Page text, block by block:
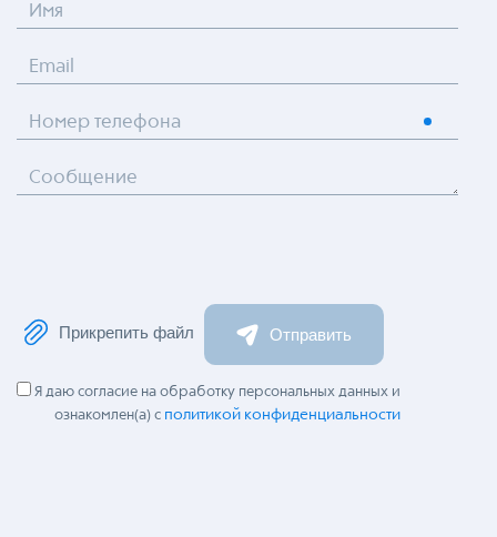
Имя
Email
Номер телефона
Сообщение
Прикрепить файл Отправить
Я даю согласие на обработку персональных данных и
ознакомлен(а) с политикой конфиденциальности